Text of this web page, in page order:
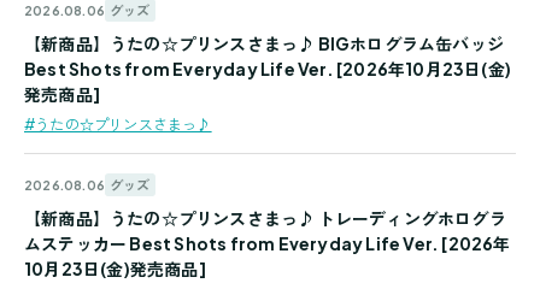
2026.08.06 グッズ
#うたの☆プリンスさまっ♪
【新商品】うたの☆プリンスさまっ♪ BIGホログラム缶バッジ
Best Shots from Everyday Life Ver. [2026年10月23日(金)
発売商品]
2026.08.06 グッズ
【新商品】うたの☆プリンスさまっ♪ トレーディングホログラ
ムステッカー Best Shots from Everyday Life Ver. [2026年
10月23日(金)発売商品]